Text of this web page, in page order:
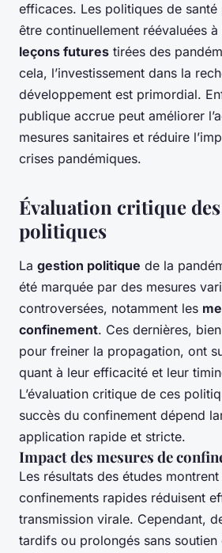
efficaces. Les politiques de
être continuellement réévaluées
leçons futures tirées des
cela, l’investissement dans la
développement est primordial.
publique accrue peut améliorer
mesures sanitaires et réduire
crises pandémiques.
Évaluation critique
politiques
La gestion politique de la
été marquée par des mesures
controversées, notamment les
confinement. Ces dernières,
pour freiner la propagation, ont
quant à leur efficacité et leur
L’évaluation critique de ces
succès du confinement dépend
application rapide et stricte.
Impact des mesures de
Les résultats des études
confinements rapides réduisent
transmission virale. Cependant,
tardifs ou prolongés sans soutien